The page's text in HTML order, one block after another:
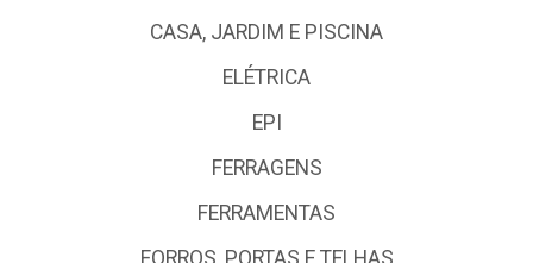
CASA, JARDIM E PISCINA
ELÉTRICA
EPI
FERRAGENS
FERRAMENTAS
FORROS, PORTAS E TELHAS